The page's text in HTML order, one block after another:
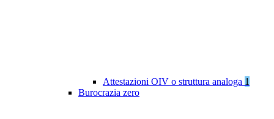
Attestazioni OIV o struttura analoga 1
Burocrazia zero